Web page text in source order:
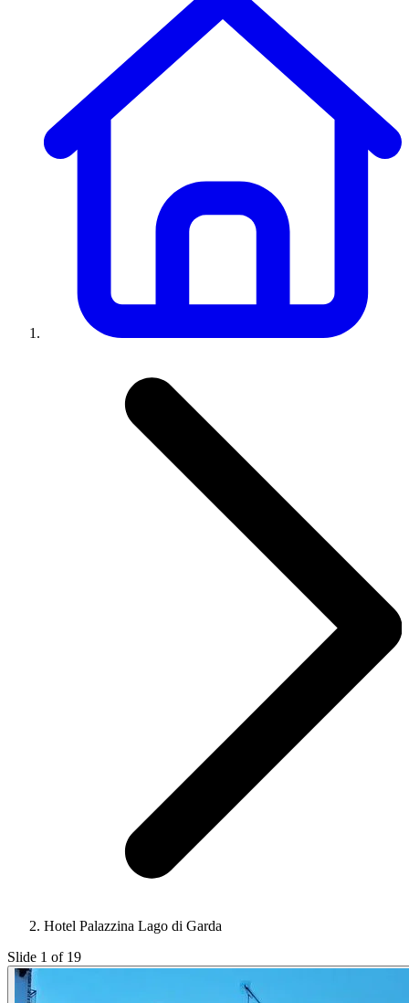
Hotel Palazzina Lago di Garda
Slide 1 of 19